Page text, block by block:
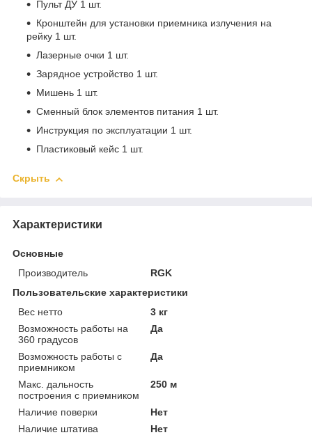
Пульт ДУ 1 шт.
Кронштейн для установки приемника излучения на
рейку 1 шт.
Лазерные очки 1 шт.
Зарядное устройство 1 шт.
Мишень 1 шт.
Сменный блок элементов питания 1 шт.
Инструкция по эксплуатации 1 шт.
Пластиковый кейс 1 шт.
Скрыть
Характеристики
Основные
Производитель
RGK
Пользовательские характеристики
Вес нетто
3 кг
Возможность работы на
360 градусов
Да
Возможность работы с
приемником
Да
Макс. дальность
построения с приемником
250 м
Наличие поверки
Нет
Наличие штатива
Нет